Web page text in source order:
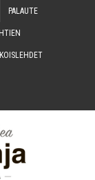
PALAU­TE